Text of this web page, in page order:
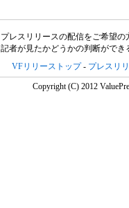
プレスリリースの配信をご希望の
記者が見たかどうかの判断がで
VFリリーストップ- プレスリ
Copyright (C) 2012